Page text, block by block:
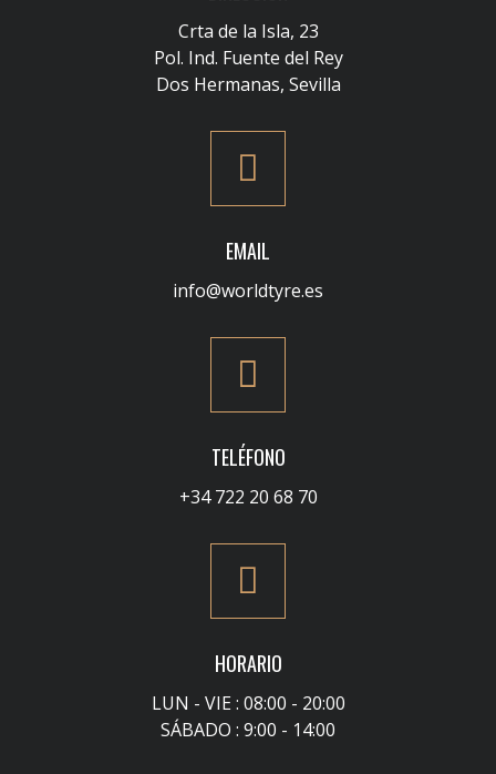
Crta de la Isla, 23
Pol. Ind. Fuente del Rey
Dos Hermanas, Sevilla
EMAIL
info@worldtyre.es
TELÉFONO
+34 722 20 68 70
HORARIO
LUN - VIE : 08:00 - 20:00
SÁBADO : 9:00 - 14:00